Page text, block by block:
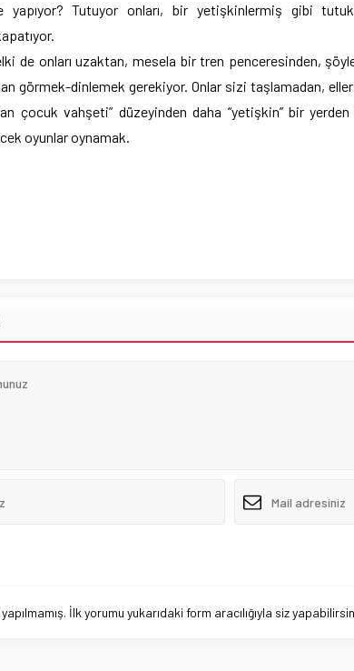
yapıyor? Tutuyor onları, bir yetişkinlermiş gibi
de onları uzaktan, mesela bir tren penceresinden,
görmek-dinlemek gerekiyor. Onlar sizi taşlamadan,
çocuk vahşeti” düzeyinden daha “yetişkin” bir
oyunlar oynamak.
İlk yorumu yukarıdaki form aracılığıyla siz